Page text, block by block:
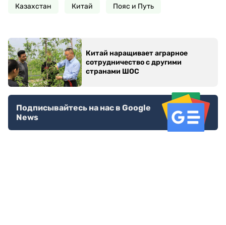
Казахстан Китай Пояс и Путь
Китай наращивает аграрное
сотрудничество с другими
странами ШОС
Подписывайтесь на нас в Google
News